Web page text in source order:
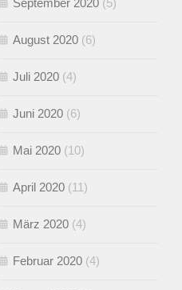
September 2020 (5)
August 2020 (6)
Juli 2020 (4)
Juni 2020 (6)
Mai 2020 (10)
April 2020 (11)
März 2020 (4)
Februar 2020 (4)